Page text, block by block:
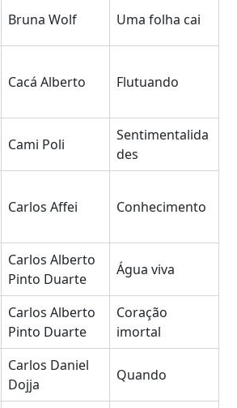
Bruna Wolf Uma folha cai
Cacá Alberto Flutuando
Cami Poli
Sentimentalida
des
Carlos Affei Conhecimento
Carlos Alberto
Pinto Duarte
Água viva
Carlos Alberto
Pinto Duarte
Coração
imortal
Carlos Daniel
Dojja
Quando